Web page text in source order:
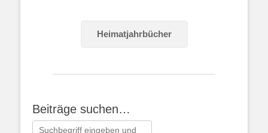
Heimatjahrbücher
Beiträge suchen…
Suchen